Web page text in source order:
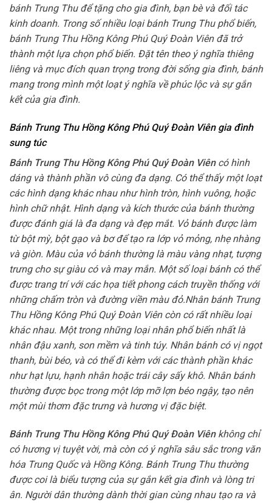
bánh Trung Thu để tặng cho gia đình, bạn bè và đối tác
kinh doanh. Trong số nhiều loại bánh Trung Thu phổ biến,
bánh Trung Thu Hồng Kông Phú Quý Đoàn Viên đã trở
thành một lựa chọn phổ biến. Đặt tên theo ý nghĩa thiêng
liêng và mục đích quan trọng trong đời sống gia đình, bánh
mang trong mình một loạt ý nghĩa về phúc lộc và sự gắn
kết của gia đình.
Bánh Trung Thu Hồng Kông Phú Quý Đoàn Viên gia đình
sung túc
Bánh Trung Thu Hồng Kông Phú Quý Đoàn Viên có hình
dáng và thành phần vô cùng đa dạng. Có thể thấy một loạt
các hình dạng khác nhau như hình tròn, hình vuông, hoặc
hình chữ nhật. Hình dạng và kích thước của bánh thường
được đánh giá là đa dạng và đẹp mắt. Vỏ bánh được làm
từ bột mỳ, bột gạo và bơ để tạo ra lớp vỏ mỏng, nhẹ nhàng
và giòn. Màu của vỏ bánh thường là màu vàng nhạt, tượng
trưng cho sự giàu có và may mắn. Một số loại bánh có thể
được trang trí với các họa tiết phong cách truyền thống với
những chấm tròn và đường viền màu đỏ.Nhân bánh Trung
Thu Hồng Kông Phú Quý Đoàn Viên còn có rất nhiều loại
khác nhau. Một trong những loại nhân phổ biến nhất là
nhân đậu xanh, son mềm và tinh túy. Nhân bánh có vị ngọt
thanh, bùi béo, và có thể đi kèm với các thành phần khác
như hạt lựu, hạnh nhân hoặc trái cây sấy khô. Nhân bánh
thường được bọc trong một lớp mỡ lợn béo ngậy, tạo nên
một mùi thơm đặc trưng và hương vị đặc biệt.
Bánh Trung Thu Hồng Kông Phú Quý Đoàn Viên không chỉ
có hương vị tuyệt vời, mà còn có ý nghĩa sâu sắc trong văn
hóa Trung Quốc và Hồng Kông. Bánh Trung Thu thường
được coi là biểu tượng của sự gắn kết gia đình và lòng tri
ân. Người dân thường dành thời gian cùng nhau tạo ra và